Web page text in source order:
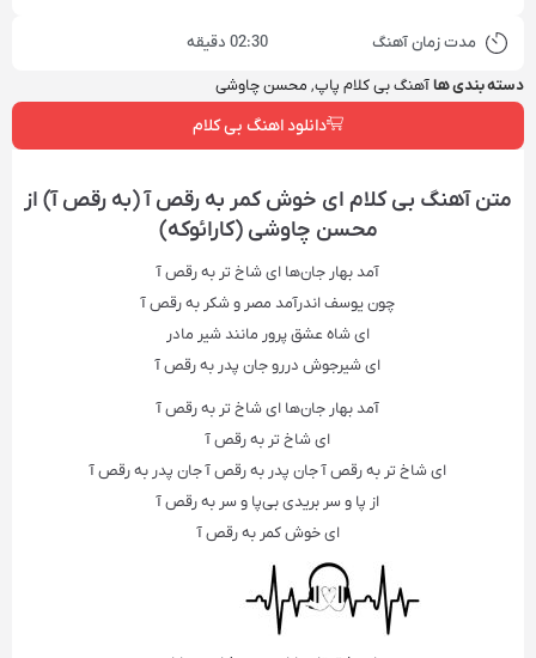
مدت زمان آهنگ 02:30 دقیقه
دسته بندی هاآهنگ بی کلام پاپ, محسن چاوشی
دانلود اهنگ بی کلام
متن آهنگ بی کلام ای خوش کمر به رقص آ (به رقص آ) از
محسن چاوشی (کارائوکه)
آمد بهار جان‌ها ای شاخ تر به رقص آ
چون یوسف اندرآمد مصر و شکر به رقص آ
ای شاه عشق پرور مانند شیر مادر
ای شیرجوش دررو جان پدر به رقص آ
آمد بهار جان‌ها ای شاخ تر به رقص آ
ای شاخ تر به رقص آ
ای شاخ تر به رقص آ جان پدر به رقص آ جان پدر به رقص آ
از پا و سر بریدی بی‌پا و سر به رقص آ
ای خوش کمر به رقص آ